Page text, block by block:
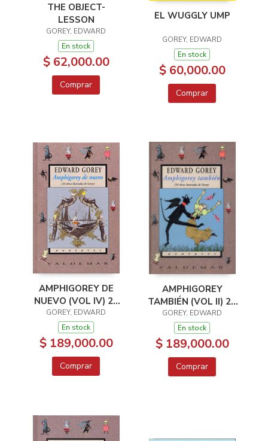
THE OBJECT-
LESSON
GOREY, EDWARD
En stock
$ 62,000.00
Comprar
EL WUGGLY UMP
GOREY, EDWARD
En stock
$ 60,000.00
Comprar
AMPHIGOREY DE
NUEVO (VOL IV) 24
OBRAS ILUSTRADAS
DE GOREY
GOREY, EDWARD
En stock
$ 189,000.00
Comprar
AMPHIGOREY
TAMBIÉN (VOL II) 20
OBRAS ILUSTRADAS
DE GOREY
GOREY, EDWARD
En stock
$ 189,000.00
Comprar